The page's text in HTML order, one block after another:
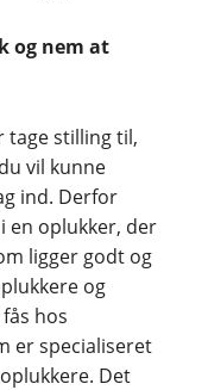
og nem at
tage stilling til,
vil kunne
ind. Derfor
en oplukker, der
ligger godt og
og
hos
er specialiseret
Det